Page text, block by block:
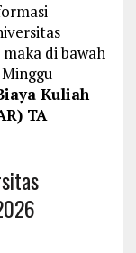
di bawah
Kuliah
TA